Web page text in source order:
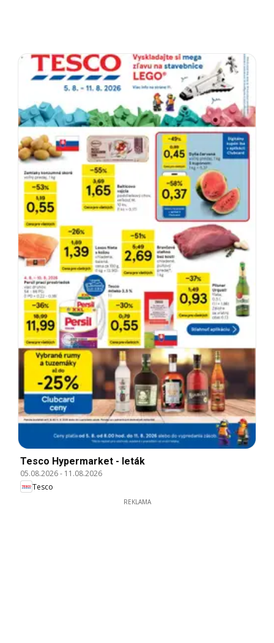
Tesco Hypermarket - leták
05.08.2026- 11.08.2026
Tesco
REKLAMA